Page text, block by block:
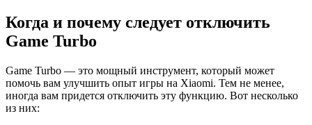
Когда и почему следует отключить
Game Turbo
Game Turbo — это мощный инструмент, который может
помочь вам улучшить опыт игры на Xiaomi. Тем не менее,
иногда вам придется отключить эту функцию. Вот несколько
из них: